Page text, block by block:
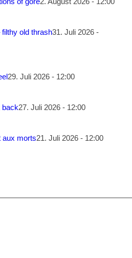
old thrash31. Juli 2026 -
29. Juli 2026 - 12:00
back27. Juli 2026 - 12:00
aux morts21. Juli 2026 - 12:00